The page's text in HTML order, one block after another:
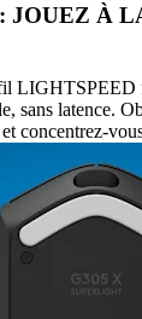
JOUEZ À
LIGHTSPEED
sans latence.
concentrez-